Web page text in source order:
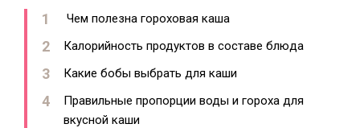
Чем полезна гороховая каша
Калорийность продуктов в составе блюда
Какие бобы выбрать для каши
Правильные пропорции воды и гороха для
вкусной каши